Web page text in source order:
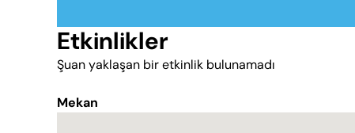
Etkinlikler
Şuan yaklaşan bir etkinlik bulunamadı
Mekan